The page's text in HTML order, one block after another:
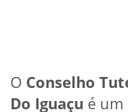
O Conselho
Do Iguaçu é um